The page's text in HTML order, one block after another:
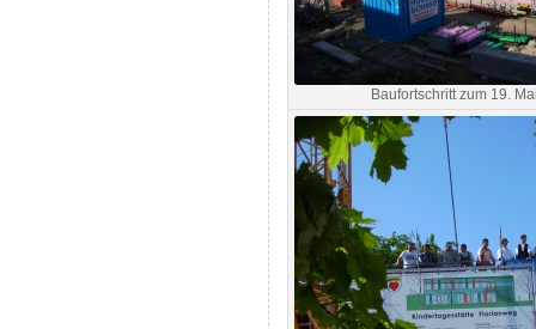
Baufortschritt zum 19.